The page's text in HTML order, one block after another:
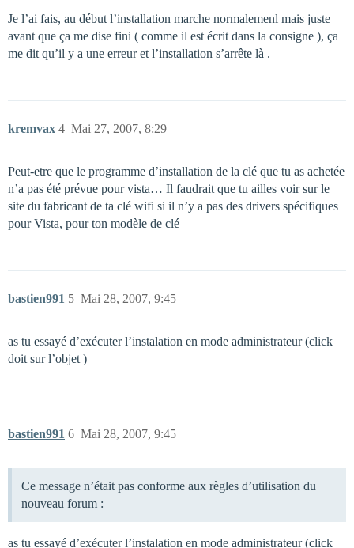
Je l’ai fais, au début l’installation marche normalemenl mais juste
avant que ça me dise fini ( comme il est écrit dans la consigne ), ça
me dit qu’il y a une erreur et l’installation s’arrête là .
kremvax Mai 27, 2007, 8:29
4
Peut-etre que le programme d’installation de la clé que tu as achetée
n’a pas été prévue pour vista… Il faudrait que tu ailles voir sur le
site du fabricant de ta clé wifi si il n’y a pas des drivers spécifiques
pour Vista, pour ton modèle de clé
bastien991 Mai 28, 2007, 9:45
5
as tu essayé d’exécuter l’instalation en mode administrateur (click
doit sur l’objet )
bastien991 Mai 28, 2007, 9:45
6
Ce message n’était pas conforme aux règles d’utilisation du
nouveau forum :
as tu essayé d’exécuter l’instalation en mode administrateur (click